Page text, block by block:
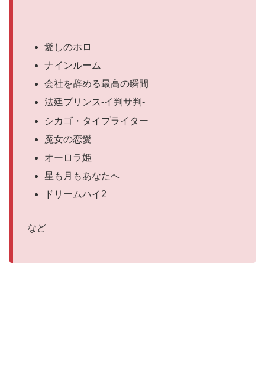
愛しのホロ
ナインルーム
会社を辞める最高の瞬間
法廷プリンス-イ判サ判-
シカゴ・タイプライター
魔女の恋愛
オーロラ姫
星も月もあなたへ
ドリームハイ2
など